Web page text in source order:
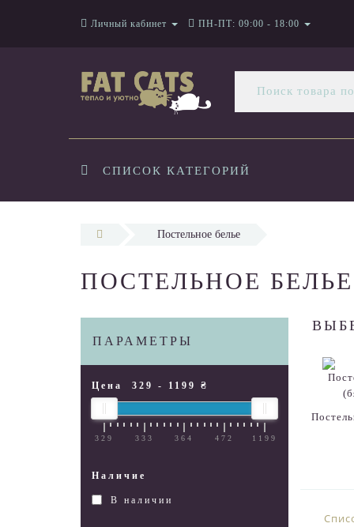
Личный кабинет ПН-ПТ: 09:00 - 18:00
СПИСОК КАТЕГОРИЙ
Постельное белье
ПОСТЕЛЬНОЕ БЕЛЬЕ
ПАРАМЕТРЫ
Цена 329 - 1199 ₴
329 333 364 472 1199
Наличие
В наличии